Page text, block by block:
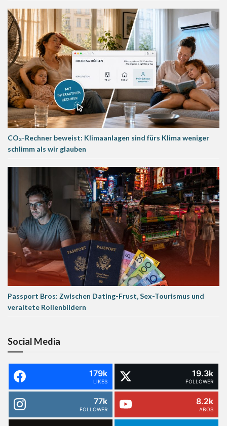
CO₂-Rechner beweist: Klimaanlagen sind fürs Klima weniger
schlimm als wir glauben
Passport Bros: Zwischen Dating-Frust, Sex-Tourismus und
veraltete Rollenbildern
Social Media
179k
LIKES
19.3k
FOLLOWER
77k
FOLLOWER
8.2k
ABOS